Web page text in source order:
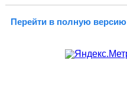
Перейти в полную версию